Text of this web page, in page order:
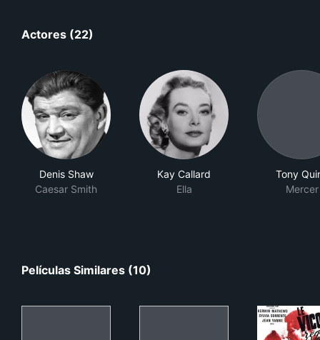
Actores (22)
Denis Shaw
Caesar Smith
Kay Callard
Ella
Tony
Mercer
Películas Similares (10)